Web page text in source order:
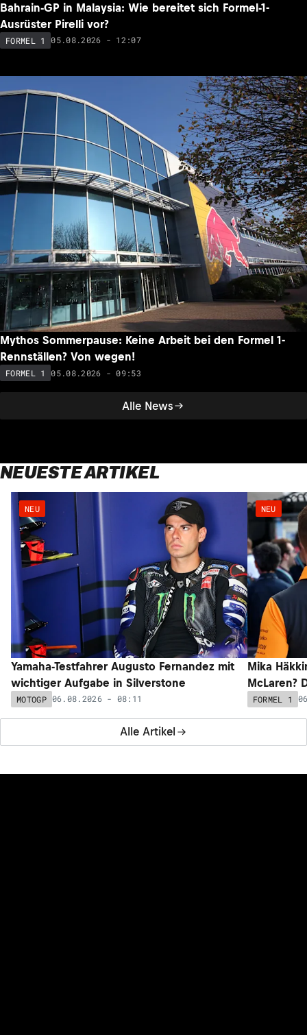
Alle News
Bahrain-GP in Malaysia: Wie bereitet sich Formel-1-
Ausrüster Pirelli vor?
FORMEL 1 05.08.2026 - 12:07
Mythos Sommerpause: Keine Arbeit bei den Formel 1-
Rennställen? Von wegen!
FORMEL 1 05.08.2026 - 09:53
NEUESTE ARTIKEL
Alle Artikel
NEU
Yamaha-Testfahrer Augusto Fernandez mit
wichtiger Aufgabe in Silverstone
MOTOGP 06.08.2026 - 08:11
NEU
Mika
McLaren?
FORMEL 1